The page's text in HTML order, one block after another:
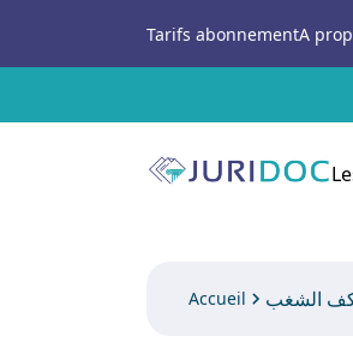
Tarifs abonnementA
Accueil الشغب